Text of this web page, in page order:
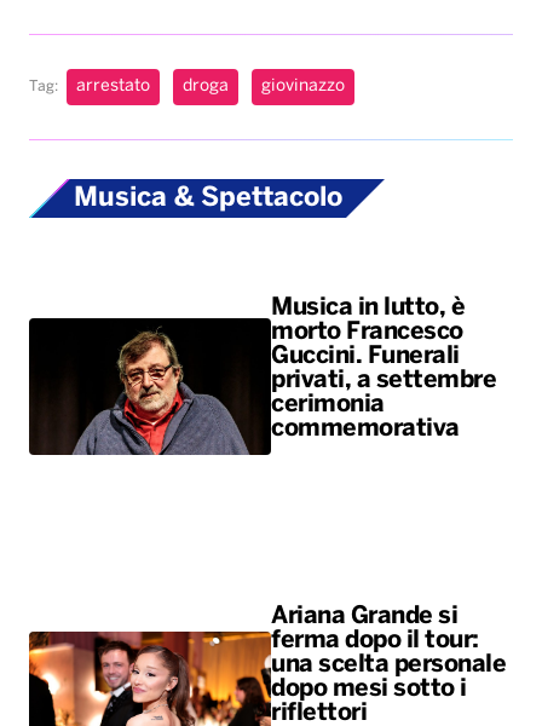
Tag: arrestato droga giovinazzo
Musica & Spettacolo
Musica in lutto, è
morto Francesco
Guccini. Funerali
privati, a settembre
cerimonia
commemorativa
Ariana Grande si
ferma dopo il tour:
una scelta personale
dopo mesi sotto i
riflettori